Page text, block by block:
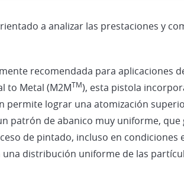
a analizar las prestaciones y
recomendada para aplicaciones
to Metal (M2MTM), esta pistola
permite lograr una atomización
patrón de abanico muy uniforme,
de pintado, incluso en
distribución uniforme de las